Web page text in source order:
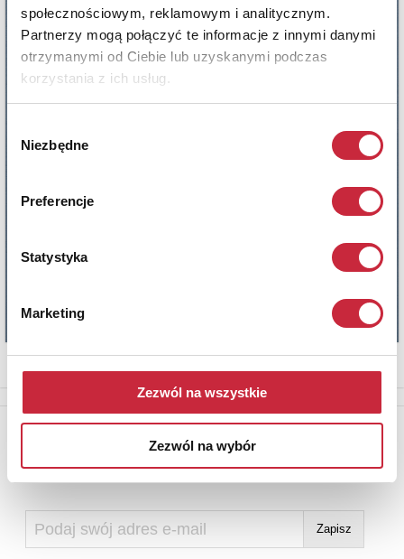
społecznościowym, reklamowym i analitycznym.
Partnerzy mogą połączyć te informacje z innymi danymi
otrzymanymi od Ciebie lub uzyskanymi podczas
korzystania z ich usług.
zgody
Niezbędne
Preferencje
Statystyka
Marketing
Zezwól na wszystkie
Zezwól na wybór
Newsletter